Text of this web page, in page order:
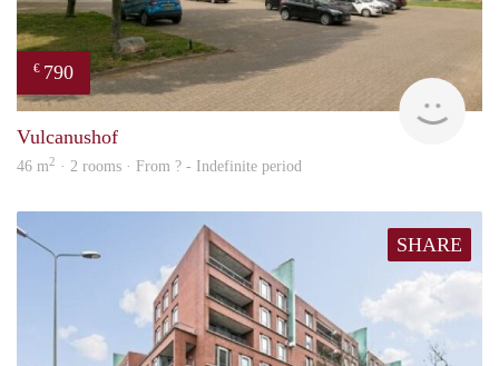
€ 790
Vulcanushof
46 m2 · 2 rooms · From ? - Indefinite period
SHARE